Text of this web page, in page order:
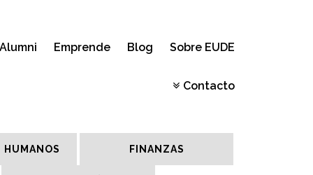
Alumni Emprende Blog Sobre EUDE
Contacto
HUMANOS FINANZAS